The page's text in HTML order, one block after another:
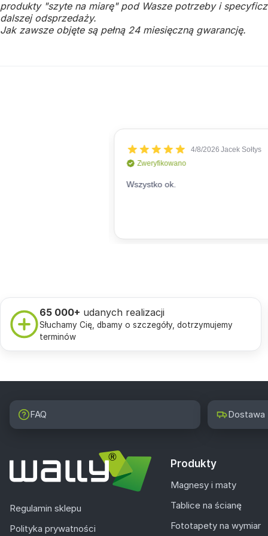
produkty "szyte na miarę" pod Wasze potrzeby i
dalszej odsprzedaży.
Jak zawsze objęte są pełną 24 miesięczną gwarancję.
65 000+ udanych realizacji
Słuchamy Cię, dbamy o szczegóły, dotrzymujemy
terminów
FAQ Dostawa
Regulamin sklepu
Polityka prywatności
Produkty
Magnesy i maty
Tablice na ścianę
Fototapety na wymiar